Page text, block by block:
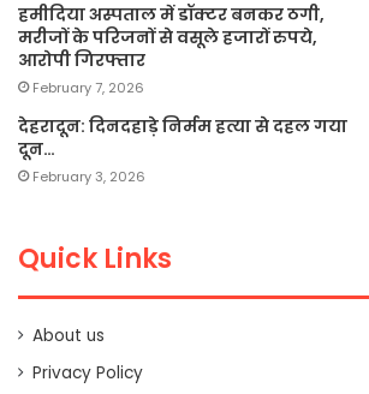
हमीदिया अस्पताल में डॉक्टर बनकर ठगी,
मरीजों के परिजनों से वसूले हजारों रुपये,
आरोपी गिरफ्तार
February 7, 2026
देहरादून: दिनदहाड़े निर्मम हत्या से दहल गया
दून…
February 3, 2026
Quick Links
About us
Privacy Policy